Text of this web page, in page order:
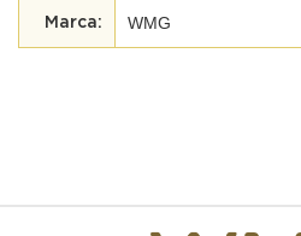
WMG